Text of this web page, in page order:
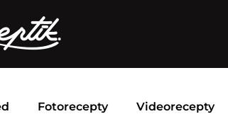
Fotorecepty Videorecepty